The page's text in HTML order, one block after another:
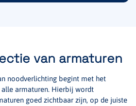
van armaturen
noodverlichting begint met het
armaturen. Hierbij wordt
goed zichtbaar zijn, op de juiste